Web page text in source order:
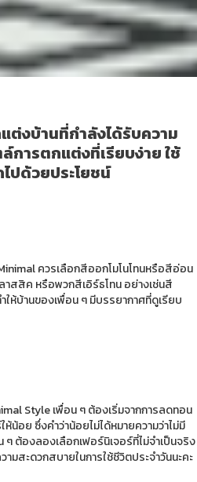
ต่งบ้านที่กำลังได้รับความ
การตกแต่งที่เรียบง่าย ใช้
ปด้วยประโยชน์
ควรเลือกสีออกโมโนโทนหรือสีอ่อน
าสสิค หรือพวกสีเอิร์ธโทน อย่างเช่นสี
ให้บ้านของเพื่อน ๆ มีบรรยากาศที่ดูเรียบ
Style เพื่อน ๆ ต้องเริ่มจากการลดทอน
น้อย ซึ่งคำว่าน้อยไม่ได้หมายความว่าไม่มี
ๆ ต้องลองเลือกเฟอร์นิเจอร์ที่ไม่จำเป็นจริง
มสะดวกสบายในการใช้ชีวิตประจำวันนะคะ